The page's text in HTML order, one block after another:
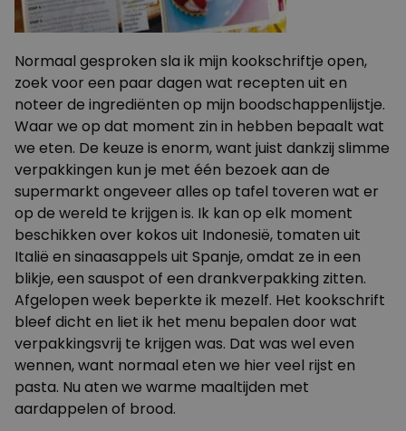
Normaal gesproken sla ik mijn kookschriftje open,
zoek voor een paar dagen wat recepten uit en
noteer de ingrediënten op mijn boodschappenlijstje.
Waar we op dat moment zin in hebben bepaalt wat
we eten. De keuze is enorm, want juist dankzij slimme
verpakkingen kun je met één bezoek aan de
supermarkt ongeveer alles op tafel toveren wat er
op de wereld te krijgen is. Ik kan op elk moment
beschikken over kokos uit Indonesië, tomaten uit
Italië en sinaasappels uit Spanje, omdat ze in een
blikje, een sauspot of een drankverpakking zitten.
Afgelopen week beperkte ik mezelf. Het kookschrift
bleef dicht en liet ik het menu bepalen door wat
verpakkingsvrij te krijgen was. Dat was wel even
wennen, want normaal eten we hier veel rijst en
pasta. Nu aten we warme maaltijden met
aardappelen of brood.